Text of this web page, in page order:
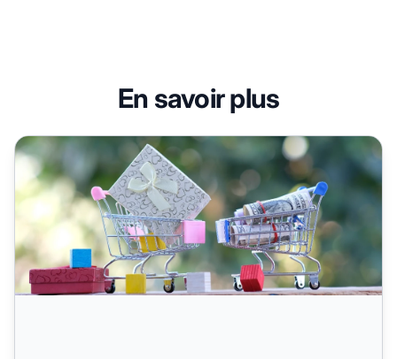
En savoir plus
Les 11 niches de marketing d'affiliation les plus rentables